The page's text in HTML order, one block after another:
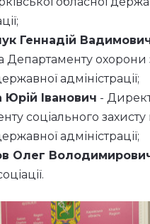
Геннадій
Департаменту охорони
адміністрації;
Іванович -
соціального
адміністрації;
Олег